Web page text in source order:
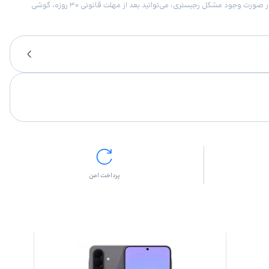
امکان برگشت کالا در گروه موبایل با دلیل “انصراف از خرید“ تنها در صورتی مورد قبول است که پلمب کالا باز نشده باشد. تمام گوشی‌های جی‌اس‌ام ضمانت رجیستری دارند. در صورت وجود مشکل رجیستری، می‌توانید بعد از مهلت قانونی ۳۰ روزه، گوشی
پرداخت امن